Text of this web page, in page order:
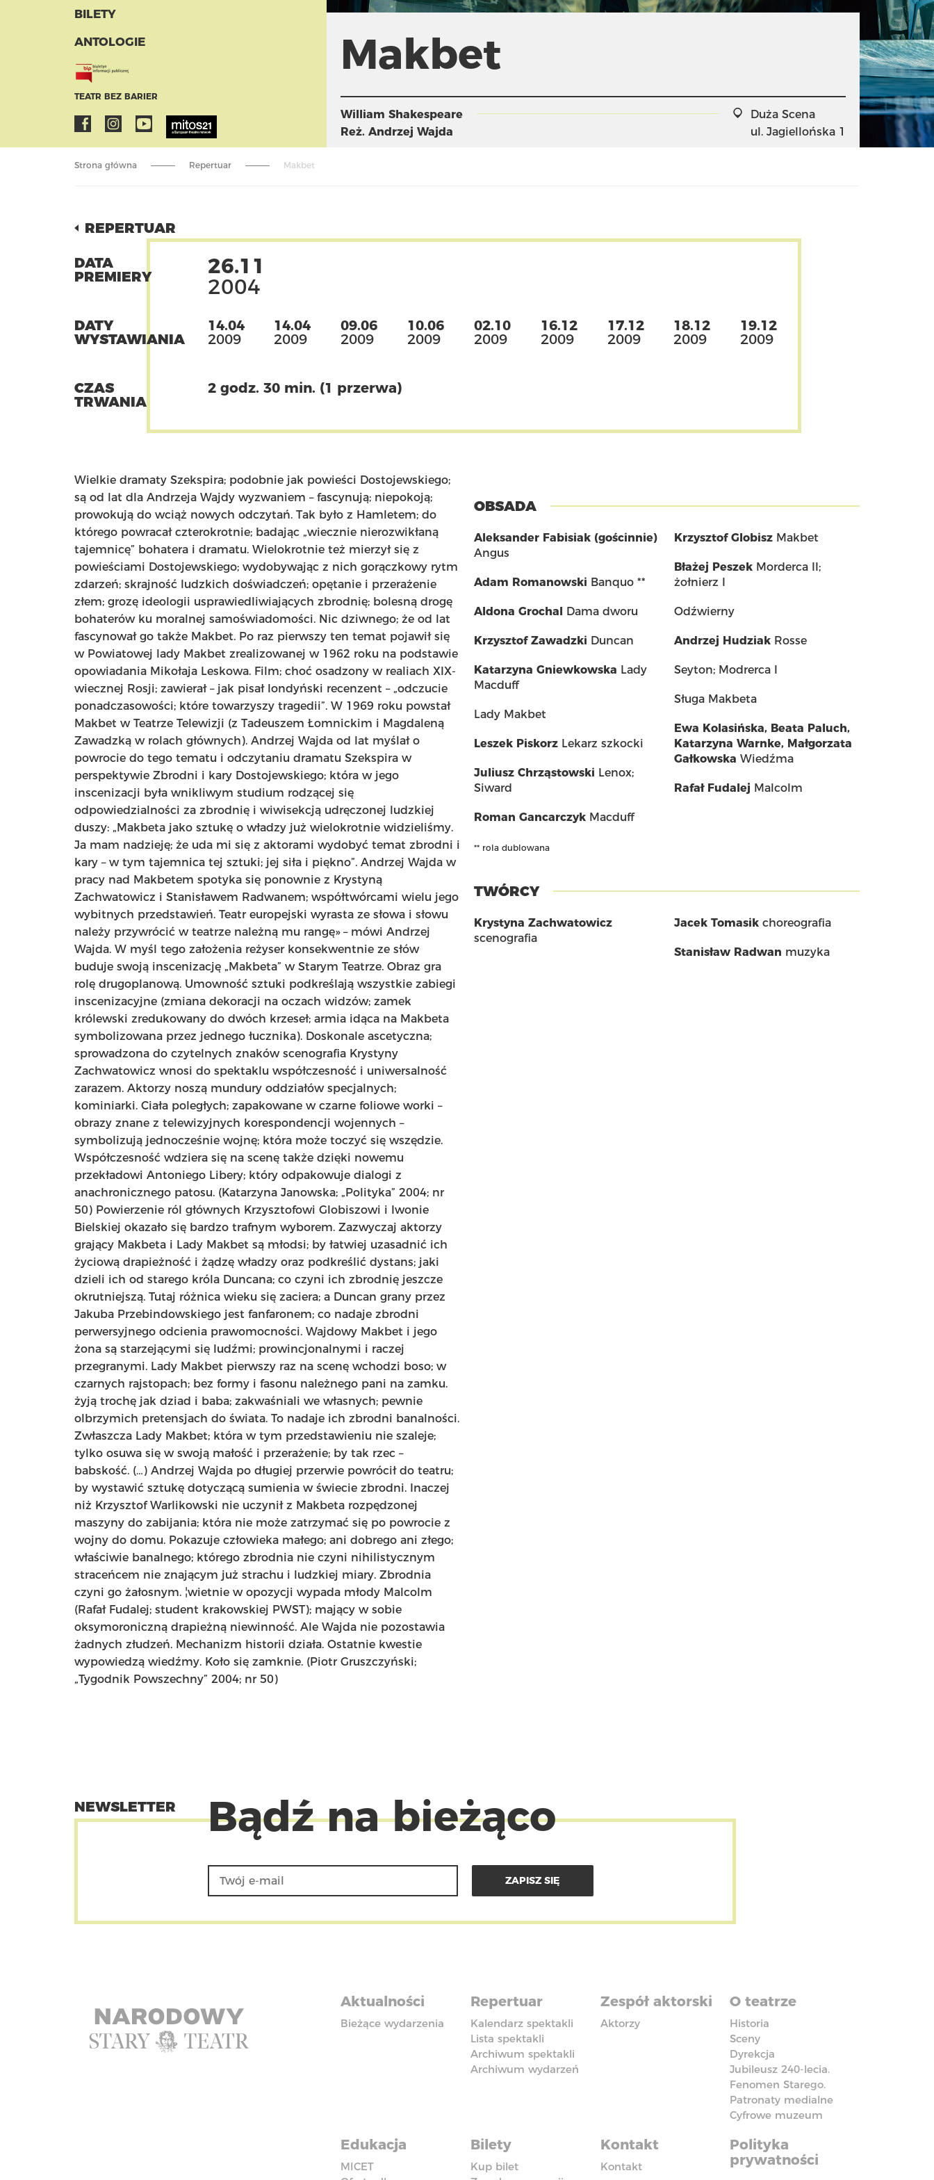
BILETY
ANTOLOGIE
TEATR BEZ BARIER
Makbet
William Shakespeare
Reż.Andrzej Wajda
Duża Scena
ul. Jagiellońska 1
Strona główna Repertuar Makbet
REPERTUAR
DATA
PREMIERY
26.11
2004
DATY
WYSTAWIANIA
14.04
2009
14.04
2009
09.06
2009
10.06
2009
02.10
2009
16.12
2009
17.12
2009
18.12
2009
19.12
2009
CZAS
TRWANIA
2 godz. 30 min. (1 przerwa)
Wielkie dramaty Szekspira; podobnie jak powieści Dostojewskiego;
są od lat dla Andrzeja Wajdy wyzwaniem – fascynują; niepokoją;
prowokują do wciąż nowych odczytań. Tak było z Hamletem; do
którego powracał czterokrotnie; badając „wiecznie nierozwikłaną
tajemnicę” bohatera i dramatu. Wielokrotnie też mierzył się z
powieściami Dostojewskiego; wydobywając z nich gorączkowy rytm
zdarzeń; skrajność ludzkich doświadczeń; opętanie i przerażenie
złem; grozę ideologii usprawiedliwiających zbrodnię; bolesną drogę
bohaterów ku moralnej samoświadomości. Nic dziwnego; że od lat
fascynował go także Makbet. Po raz pierwszy ten temat pojawił się
w Powiatowej lady Makbet zrealizowanej w 1962 roku na podstawie
opowiadania Mikołaja Leskowa. Film; choć osadzony w realiach XIX-
wiecznej Rosji; zawierał – jak pisał londyński recenzent – „odczucie
ponadczasowości; które towarzyszy tragedii”. W 1969 roku powstał
Makbet w Teatrze Telewizji (z Tadeuszem Łomnickim i Magdaleną
Zawadzką w rolach głównych). Andrzej Wajda od lat myślał o
powrocie do tego tematu i odczytaniu dramatu Szekspira w
perspektywie Zbrodni i kary Dostojewskiego; która w jego
inscenizacji była wnikliwym studium rodzącej się
odpowiedzialności za zbrodnię i wiwisekcją udręczonej ludzkiej
duszy: „Makbeta jako sztukę o władzy już wielokrotnie widzieliśmy.
Ja mam nadzieję; że uda mi się z aktorami wydobyć temat zbrodni i
kary – w tym tajemnica tej sztuki; jej siła i piękno”. Andrzej Wajda w
pracy nad Makbetem spotyka się ponownie z Krystyną
Zachwatowicz i Stanisławem Radwanem; współtwórcami wielu jego
wybitnych przedstawień. Teatr europejski wyrasta ze słowa i słowu
należy przywrócić w teatrze należną mu rangę» – mówi Andrzej
Wajda. W myśl tego założenia reżyser konsekwentnie ze słów
buduje swoją inscenizację „Makbeta” w Starym Teatrze. Obraz gra
rolę drugoplanową. Umowność sztuki podkreślają wszystkie zabiegi
inscenizacyjne (zmiana dekoracji na oczach widzów; zamek
królewski zredukowany do dwóch krzeseł; armia idąca na Makbeta
symbolizowana przez jednego łucznika). Doskonale ascetyczna;
sprowadzona do czytelnych znaków scenografia Krystyny
Zachwatowicz wnosi do spektaklu współczesność i uniwersalność
zarazem. Aktorzy noszą mundury oddziałów specjalnych;
kominiarki. Ciała poległych; zapakowane w czarne foliowe worki –
obrazy znane z telewizyjnych korespondencji wojennych –
symbolizują jednocześnie wojnę; która może toczyć się wszędzie.
Współczesność wdziera się na scenę także dzięki nowemu
przekładowi Antoniego Libery; który odpakowuje dialogi z
anachronicznego patosu. (Katarzyna Janowska; „Polityka” 2004; nr
50) Powierzenie ról głównych Krzysztofowi Globiszowi i Iwonie
Bielskiej okazało się bardzo trafnym wyborem. Zazwyczaj aktorzy
grający Makbeta i Lady Makbet są młodsi; by łatwiej uzasadnić ich
życiową drapieżność i żądzę władzy oraz podkreślić dystans; jaki
dzieli ich od starego króla Duncana; co czyni ich zbrodnię jeszcze
okrutniejszą. Tutaj różnica wieku się zaciera; a Duncan grany przez
Jakuba Przebindowskiego jest fanfaronem; co nadaje zbrodni
perwersyjnego odcienia prawomocności. Wajdowy Makbet i jego
żona są starzejącymi się ludźmi; prowincjonalnymi i raczej
przegranymi. Lady Makbet pierwszy raz na scenę wchodzi boso; w
czarnych rajstopach; bez formy i fasonu należnego pani na zamku.
żyją trochę jak dziad i baba; zakwaśniali we własnych; pewnie
olbrzymich pretensjach do świata. To nadaje ich zbrodni banalności.
Zwłaszcza Lady Makbet; która w tym przedstawieniu nie szaleje;
tylko osuwa się w swoją małość i przerażenie; by tak rzec –
babskość. (…) Andrzej Wajda po długiej przerwie powrócił do teatru;
by wystawić sztukę dotyczącą sumienia w świecie zbrodni. Inaczej
niż Krzysztof Warlikowski nie uczynił z Makbeta rozpędzonej
maszyny do zabijania; która nie może zatrzymać się po powrocie z
wojny do domu. Pokazuje człowieka małego; ani dobrego ani złego;
właściwie banalnego; którego zbrodnia nie czyni nihilistycznym
straceńcem nie znającym już strachu i ludzkiej miary. Zbrodnia
czyni go żałosnym. ¦wietnie w opozycji wypada młody Malcolm
(Rafał Fudalej; student krakowskiej PWST); mający w sobie
oksymoroniczną drapieżną niewinność. Ale Wajda nie pozostawia
żadnych złudzeń. Mechanizm historii działa. Ostatnie kwestie
wypowiedzą wiedźmy. Koło się zamknie. (Piotr Gruszczyński;
„Tygodnik Powszechny” 2004; nr 50)
OBSADA
Aleksander Fabisiak (gościnnie)
Angus
Adam Romanowski Banquo **
Aldona Grochal Dama dworu
Krzysztof Zawadzki Duncan
Katarzyna Gniewkowska Lady
Macduff
Lady Makbet
Leszek Piskorz Lekarz szkocki
Juliusz Chrząstowski Lenox;
Siward
Roman Gancarczyk Macduff
Krzysztof Globisz Makbet
Błażej Peszek Morderca II;
żołnierz I
Odźwierny
Andrzej Hudziak Rosse
Seyton; Modrerca I
Sługa Makbeta
Ewa Kolasińska, Beata Paluch,
Katarzyna Warnke, Małgorzata
Gałkowska Wiedźma
Rafał Fudalej Malcolm
** rola dublowana
TWÓRCY
Krystyna Zachwatowicz
scenografia
Jacek Tomasik choreografia
Stanisław Radwan muzyka
NEWSLETTER Bądź na bieżąco
Aktualności
Bieżące wydarzenia
Repertuar
Kalendarz spektakli
Lista spektakli
Archiwum spektakli
Archiwum wydarzeń
Zespół aktorski
Aktorzy
O teatrze
Historia
Sceny
Dyrekcja
Jubileusz 240-lecia.
Fenomen Starego.
Patronaty medialne
Cyfrowe muzeum
Edukacja
MICET
Bilety
Kup bilet
Kontakt
Kontakt
Polityka
prywatności